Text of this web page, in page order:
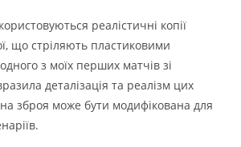
реалістичні копії
що стріляють пластиковими
з моїх перших матчів зі
деталізація та реалізм цих
зброя може бути модифікована для